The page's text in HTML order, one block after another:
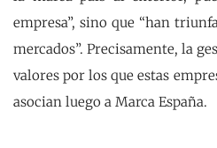
empresa”, sino que “han
mercados”. Precisamente, la
valores por los que estas
asocian luego a Marca España.